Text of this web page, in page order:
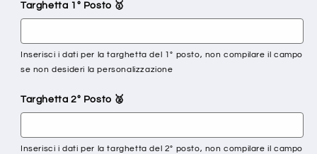
Targhetta 1° Posto 🥇
Inserisci i dati per la targhetta del 1° posto, non compilare il campo
se non desideri la personalizzazione
Targhetta 2° Posto 🥈
Inserisci i dati per la targhetta del 2° posto, non compilare il campo